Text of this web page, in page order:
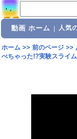
動画 ホーム 人気
ホーム>> 前のページ>>
べちゃった!?実験スライ